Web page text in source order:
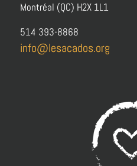
Montréal (QC) H2X 1L1
514 393-8868
info@lesacados.org